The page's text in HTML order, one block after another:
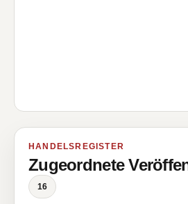
HANDELSREGISTER
Zugeordnete
16